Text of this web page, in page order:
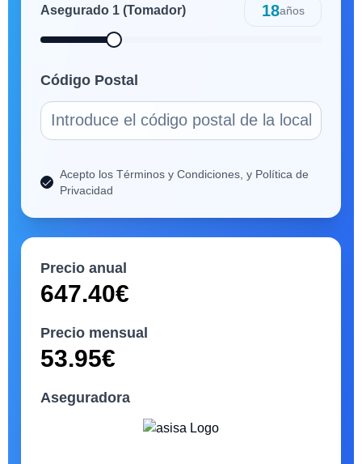
Asegurado 1 (Tomador) 18años
Código Postal
Acepto los Términos y Condiciones, y Política de
Privacidad
Precio anual
647.40€
Precio mensual
53.95€
Aseguradora